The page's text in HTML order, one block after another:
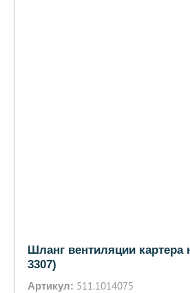
Шланг вентиляции картера
3307)
Артикул: 511.1014075